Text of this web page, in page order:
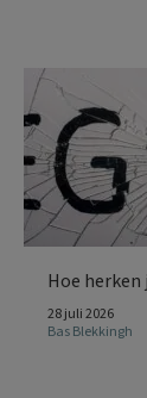
Hoe
28 juli 2026
Bas Blekkingh